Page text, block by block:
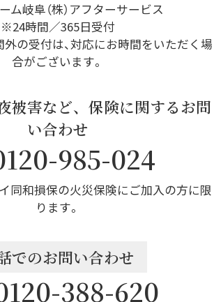
ム岐阜（株）アフターサービス
※24時間／365日受付
の受付は、対応にお時間をいただく場
合がございます。
被害など、保険に関するお問
い合わせ
985-024
同和損保の火災保険にご加入の方に限
ります。
でのお問い合わせ
388-620